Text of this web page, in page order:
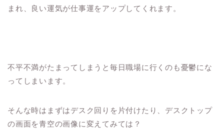
まれ、良い運気が仕事運をアップしてくれます。
不平不満がたまってしまうと毎日職場に行くのも憂鬱にな
ってしまいます。
そんな時はまずはデスク回りを片付けたり、デスクトップ
の画面を青空の画像に変えてみては？